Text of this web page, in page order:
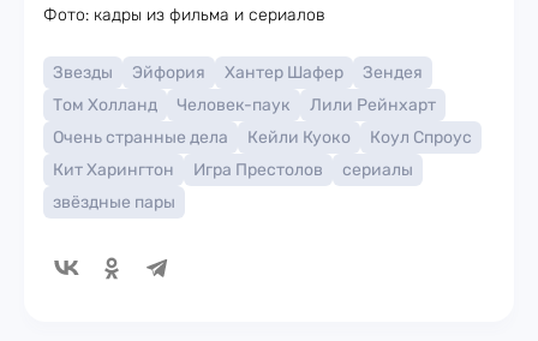
Фото: кадры из фильма и сериалов
Звезды Эйфория Хантер Шафер
Зендея
Том Холланд
Человек-паук
Лили Рейнхарт
Очень странные дела
Кейли Куоко
Коул Спроус
Кит Харингтон
Игра Престолов
сериалы
звёздные пары